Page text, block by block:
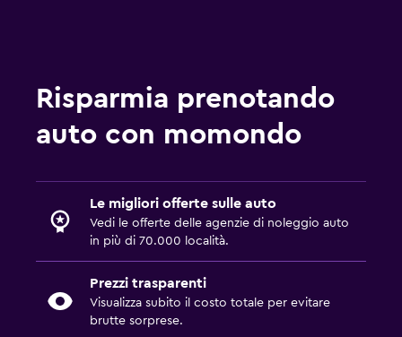
Risparmia prenotando
auto con momondo
Le migliori offerte sulle auto
Vedi le offerte delle agenzie di noleggio auto
in più di 70.000 località.
Prezzi trasparenti
Visualizza subito il costo totale per evitare
brutte sorprese.